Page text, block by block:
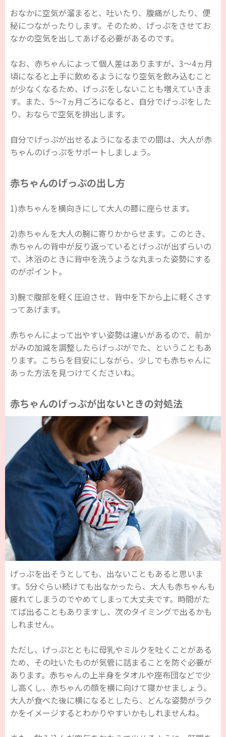
おなかに空気が溜まると、吐いたり、腹痛がしたり、便
秘につながったりします。そのため、げっぷをさせてお
なかの空気を出してあげる必要があるのです。
なお、赤ちゃんによって個人差はありますが、3～4ヵ月
頃になると上手に飲めるようになり空気を飲み込むこと
が少なくなるため、げっぷをしないことも増えていきま
す。また、5～7ヵ月ごろになると、自分でげっぷをした
り、おならで空気を排出します。
自分でげっぷが出せるようになるまでの間は、大人が赤
ちゃんのげっぷをサポートしましょう。
赤ちゃんのげっぷの出し方
1)赤ちゃんを横向きにして大人の膝に座らせます。
2)赤ちゃんを大人の腕に寄りかからせます。このとき、
赤ちゃんの背中が反り返っているとげっぷが出ずらいの
で、沐浴のときに背中を洗うような丸まった姿勢にする
のがポイント。
3)腕で腹部を軽く圧迫させ、背中を下から上に軽くさす
ってあげます。
赤ちゃんによって出やすい姿勢は違いがあるので、前か
がみの加減を調整したらげっぷがでた、ということもあ
ります。こちらを目安にしながら、少しでも赤ちゃんに
あった方法を見つけてくださいね。
赤ちゃんのげっぷが出ないときの対処法
げっぷを出そうとしても、出ないこともあると思いま
す。5分ぐらい続けても出なかったら、大人も赤ちゃんも
疲れてしまうのでやめてしまって大丈夫です。時間がた
てば出ることもありますし、次のタイミングで出るかも
しれません。
ただし、げっぷとともに母乳やミルクを吐くことがある
ため、その吐いたものが気管に詰まることを防ぐ必要が
あります。赤ちゃんの上半身をタオルや座布団などで少
し高くし、赤ちゃんの顔を横に向けて寝かせましょう。
大人が食べた後に横になるとしたら、どんな姿勢がラク
かをイメージするとわかりやすいかもしれませんね。